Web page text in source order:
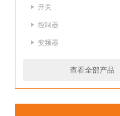
开关
控制器
变频器
查看全部产品